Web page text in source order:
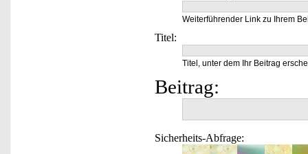
Weiterführender Link zu Ihrem
Titel:
Titel, unter dem Ihr Beitrag
Beitrag:
Sicherheits-Abfrage: